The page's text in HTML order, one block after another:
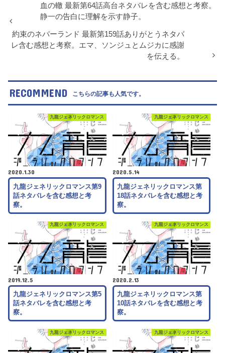
血の轍 最新第64話高台ネタバレを含む感想と考察。
静一の告白に理解を示す静子。
約束のネバーランド 最新第159話ありがとうネタバ
レ含む感想と考察。エマ、ソンジュとムジカに感謝
を伝える。
RECOMMEND こちらの記事も人気です。
九龍ジェネリックロマンス
2020.1.30
九龍ジェネリックロマンス第9
話ネタバレを含む感想と考
察。
九龍ジェネリックロマンス
2020.5.14
九龍ジェネリックロマンス第
18話ネタバレを含む感想と考
察。
九龍ジェネリックロマンス
2019.12.5
九龍ジェネリックロマンス第5
話ネタバレを含む感想と考
察。
九龍ジェネリックロマンス
2020.2.13
九龍ジェネリックロマンス第
10話ネタバレを含む感想と考
察。
九龍ジェネリックロマンス 九龍ジェネリックロマンス